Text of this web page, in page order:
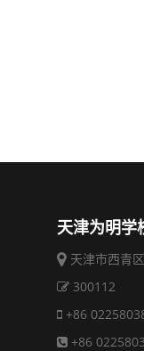
天津为明学
天津市西青
300112
+86
+86